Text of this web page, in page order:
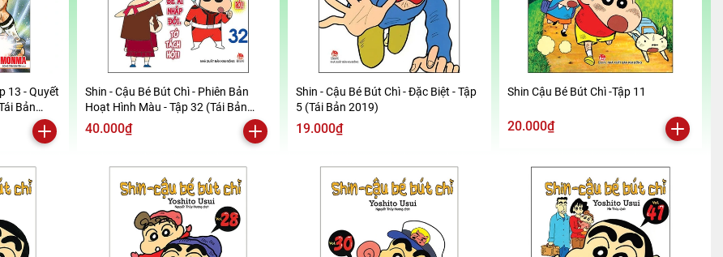
13 - Quyết
Bản
Shin - Cậu Bé Bút Chì - Phiên Bản
Hoạt Hình Màu - Tập 32 (Tái Bản
2019)
40.000₫
Shin - Cậu Bé Bút Chì - Đặc Biệt - Tập
5 (Tái Bản 2019)
19.000₫
Shin Cậu Bé Bút Chì -Tập 11
20.000₫